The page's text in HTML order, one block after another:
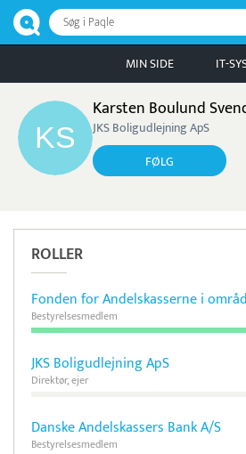
Søg i Paqle
MIN SIDE IT-
Karsten Boulund
JKS Boligudlejning ApS
FØLG
ROLLER
Fonden for Andelskasserne i
Bestyrelsesmedlem
JKS Boligudlejning ApS
Direktør, ejer
Danske Andelskassers Bank A/S
Bestyrelsesmedlem